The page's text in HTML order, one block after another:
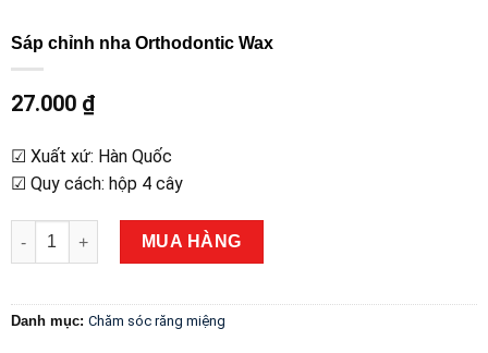
Sáp chỉnh nha Orthodontic Wax
27.000 ₫
☑ Xuất xứ: Hàn Quốc
☑ Quy cách: hộp 4 cây
Sáp chỉnh nha Orthodontic Wax số lượng
MUA HÀNG
Danh mục: Chăm sóc răng miệng